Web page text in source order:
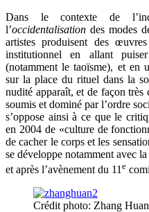
Dans le contexte de
l’occidentalisation des modes
artistes produisent des
institutionnel en allant
(notamment le taoïsme), et en
sur la place du rituel dans la
nudité apparaît, et de façon très
soumis et dominé par l’ordre
s’oppose ainsi à ce que le
en 2004 de «culture de
de cacher le corps et les
se développe notamment avec
et après l’avènement du 11 e
Crédit photo: Zhang Huan